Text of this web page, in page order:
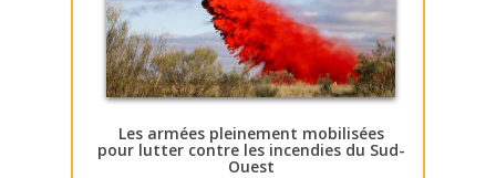
Les armées pleinement mobilisées
pour lutter contre les incendies du Sud-
Ouest